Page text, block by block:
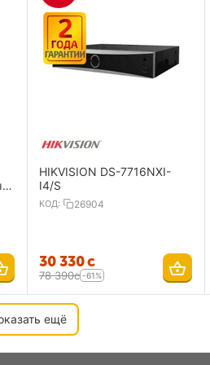
HIKVISION DS-7716NXI-
I4/S
КОД: 26904
30 330с
78 390с -61%
ещё